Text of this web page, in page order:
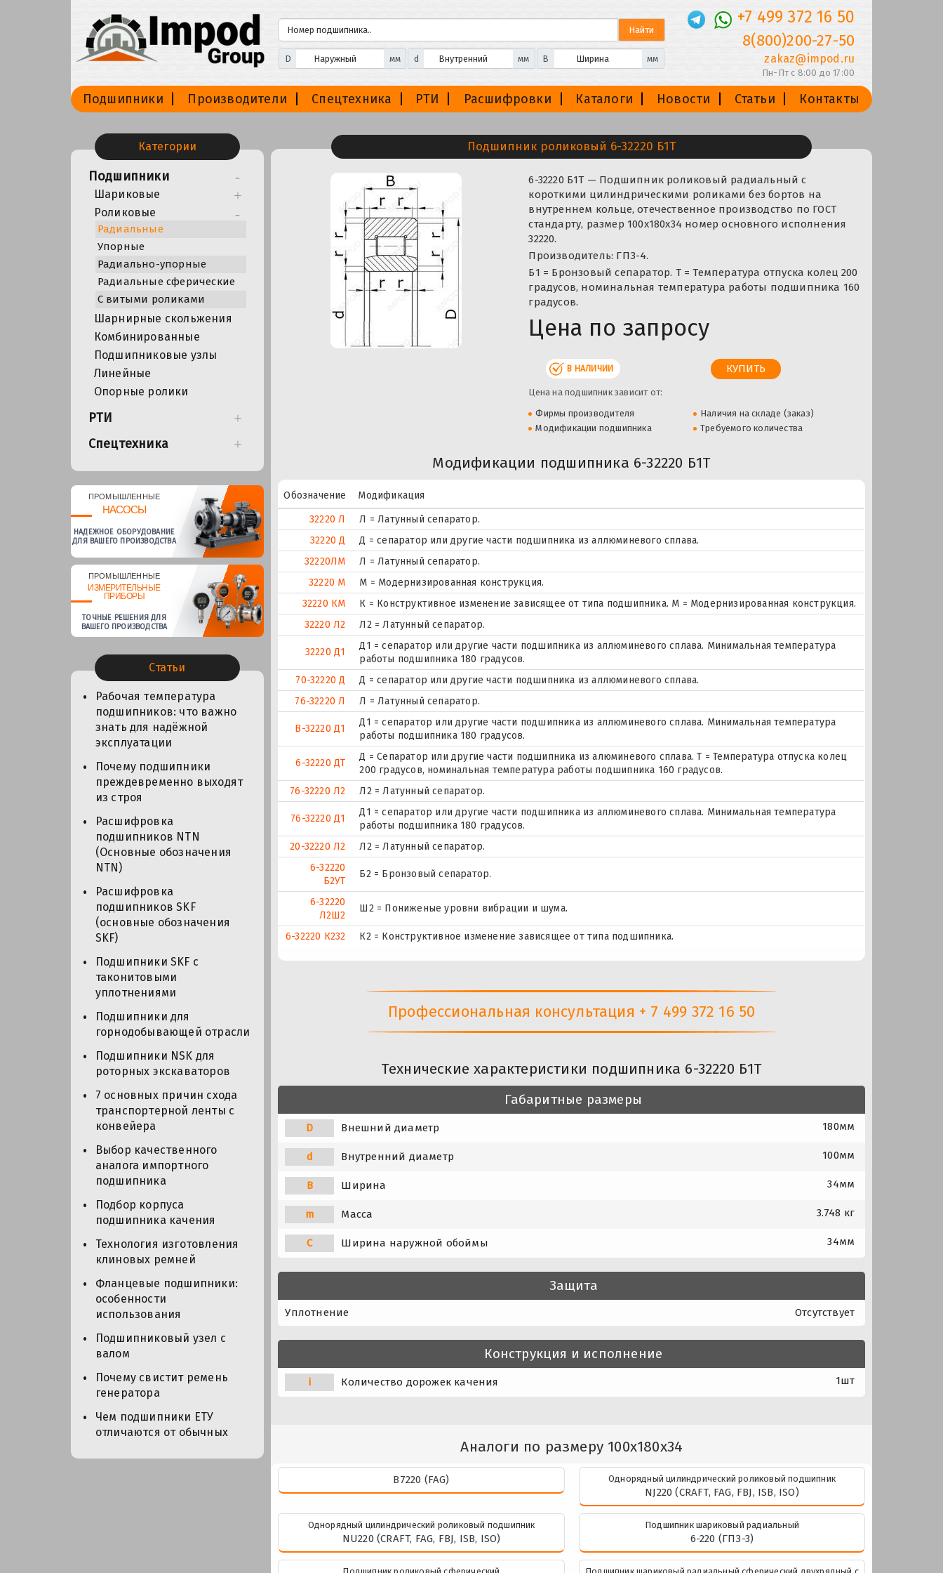
D мм d мм B мм
+7 499 372 16 50
8(800)200-27-50
zakaz@impod.ru
Пн-Пт с 8:00 до 17:00
Подшипники Производители Спецтехника РТИ Расшифровки Каталоги Новости Статьи Контакты
Категории
Подшипники
Шариковые
Роликовые
Радиальные
Упорные
Радиально-упорные
Радиальные сферические
С витыми роликами
Шарнирные скольжения
Комбинированные
Подшипниковые узлы
Линейные
Опорные ролики
РТИ
Спецтехника
ПРОМЫШЛЕННЫЕ
НАСОСЫ
НАДЕЖНОЕ ОБОРУДОВАНИЕ
ДЛЯ ВАШЕГО ПРОИЗВОДСТВА
ПРОМЫШЛЕННЫЕ
ИЗМЕРИТЕЛЬНЫЕ
ПРИБОРЫ
ТОЧНЫЕ РЕШЕНИЯ ДЛЯ
ВАШЕГО ПРОИЗВОДСТВА
Статьи
Рабочая температура
подшипников: что важно
знать для надёжной
эксплуатации
Почему подшипники
преждевременно выходят
из строя
Расшифровка
подшипников NTN
(Основные обозначения
NTN)
Расшифровка
подшипников SKF
(основные обозначения
SKF)
Подшипники SKF с
таконитовыми
уплотнениями
Подшипники для
горнодобывающей отрасли
Подшипники NSK для
роторных экскаваторов
7 основных причин схода
транспортерной ленты с
конвейера
Выбор качественного
аналога импортного
подшипника
Подбор корпуса
подшипника качения
Технология изготовления
клиновых ремней
Фланцевые подшипники:
особенности
использования
Подшипниковый узел с
валом
Почему свистит ремень
генератора
Чем подшипники ЕТУ
отличаются от обычных
Подшипник роликовый 6-32220 Б1Т
6-32220 Б1Т — Подшипник роликовый радиальный с
короткими цилиндрическими роликами без бортов на
внутреннем кольце, отечественное производство по ГОСТ
стандарту, размер 100x180x34 номер основного исполнения
32220.
Производитель: ГПЗ-4.
Б1 = Бронзовый сепаратор. Т = Температура отпуска колец 200
градусов, номинальная температура работы подшипника 160
градусов.
Цена по запросу
В НАЛИЧИИ
Цена на подшипник зависит от:
Фирмы производителя
Наличия на складе (заказ)
Модификации подшипника
Требуемого количества
Модификации подшипника 6-32220 Б1Т
Обозначение
Модификация
32220 Л
Л = Латунный сепаратор.
32220 Д
Д = сепаратор или другие части подшипника из аллюминевого сплава.
32220ЛM
Л = Латунный сепаратор.
32220 М
М = Модернизированная конструкция.
32220 КМ
К = Конструктивное изменение зависящее от типа подшипника. М = Модернизированная конструкция.
32220 Л2
Л2 = Латунный сепаратор.
32220 Д1
Д1 = сепаратор или другие части подшипника из аллюминевого сплава. Минимальная температура
работы подшипника 180 градусов.
70-32220 Д
Д = сепаратор или другие части подшипника из аллюминевого сплава.
76-32220 Л
Л = Латунный сепаратор.
В-32220 Д1
Д1 = сепаратор или другие части подшипника из аллюминевого сплава. Минимальная температура
работы подшипника 180 градусов.
6-32220 ДТ
Д = Сепаратор или другие части подшипника из алюминевого сплава. Т = Температура отпуска колец
200 градусов, номинальная температура работы подшипника 160 градусов.
76-32220 Л2
Л2 = Латунный сепаратор.
76-32220 Д1
Д1 = сепаратор или другие части подшипника из аллюминевого сплава. Минимальная температура
работы подшипника 180 градусов.
20-32220 Л2
Л2 = Латунный сепаратор.
6-32220
Б2УТ
Б2 = Бронзовый сепаратор.
6-32220
Л2Ш2
Ш2 = Пониженые уровни вибрации и шума.
6-32220 К232 К2 = Конструктивное изменение зависящее от типа подшипника.
Профессиональная консультация + 7 499 372 16 50
Технические характеристики подшипника 6-32220 Б1Т
Габаритные размеры
D Внешний диаметр 180мм
d Внутренний диаметр 100мм
B Ширина 34мм
m Масса 3.748 кг
C Ширина наружной обоймы 34мм
Защита
Уплотнение Отсутствует
Конструкция и исполнение
i Количество дорожек качения 1шт
Аналоги по размеру 100x180x34
B7220 (FAG) Однорядный цилиндрический роликовый подшипник
NJ220 (CRAFT, FAG, FBJ, ISB, ISO)
Однорядный цилиндрический роликовый подшипник
NU220 (CRAFT, FAG, FBJ, ISB, ISO)
Подшипник шариковый радиальный
6-220 (ГПЗ-3)